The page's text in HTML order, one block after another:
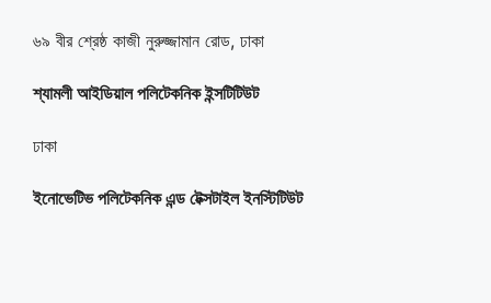
৬৯ বীর শ্রেষ্ঠ কাজী নুরুজ্জামান রোড, ঢাকা
শ্যামলী আইডিয়াল পলিটেকনিক ইন্সটিটিউট
ঢাকা
ইনোভেটিভ পলিটেকনিক এন্ড টেক্সটাইল ইনস্টিটিউট